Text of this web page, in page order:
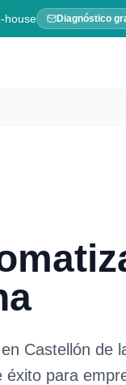
house Diagnóstico
Castellón de
éxito para